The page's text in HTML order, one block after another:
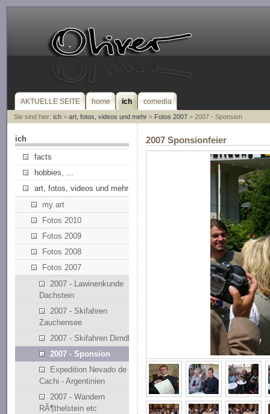
AKTUELLE SEITE home ich comedia
Sie sind hier: ich> art, fotos, videos und mehr> Fotos 2007> 2007 - Sponsion
ich
facts
hobbies, ...
art, fotos, videos und mehr
my art
Fotos 2010
Fotos 2009
Fotos 2008
Fotos 2007
2007 - Lawinenkunde
Dachstein
2007 - Skifahren
Zauchensee
2007 - Skifahren Dirndllift
2007 - Sponsion
Expedition Nevado de
Cachi - Argentinien
2007 - Wandern
RÃ¶thelstein etc
2007 Sponsionfeier